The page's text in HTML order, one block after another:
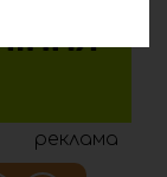
реклама